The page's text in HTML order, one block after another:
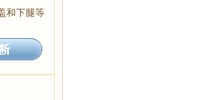
和下腿等